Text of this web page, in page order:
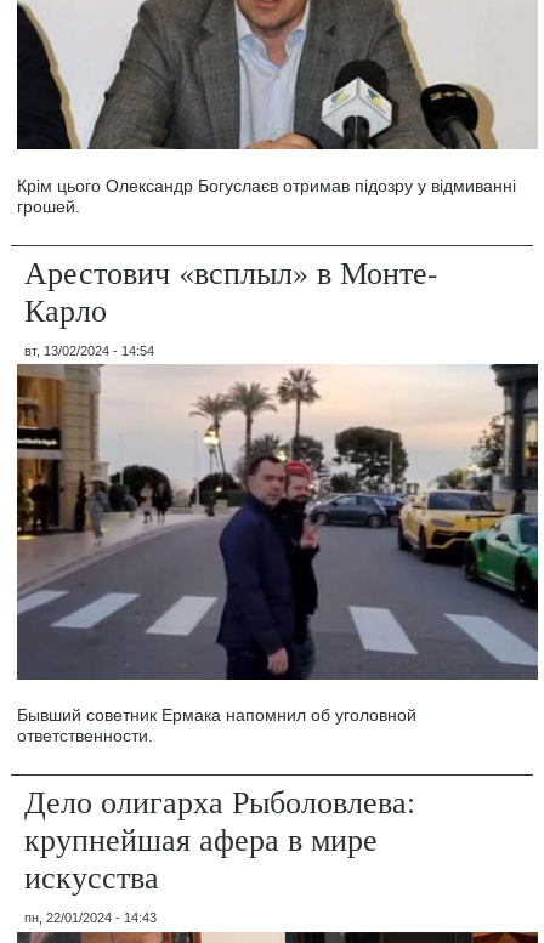
Крім цього Олександр Богуслаєв отримав підозру у відмиванні
грошей.
Арестович «всплыл» в Монте-
Карло
вт, 13/02/2024 - 14:54
Бывший советник Ермака напомнил об уголовной
ответственности.
Дело олигарха Рыболовлева:
крупнейшая афера в мире
искусства
пн, 22/01/2024 - 14:43